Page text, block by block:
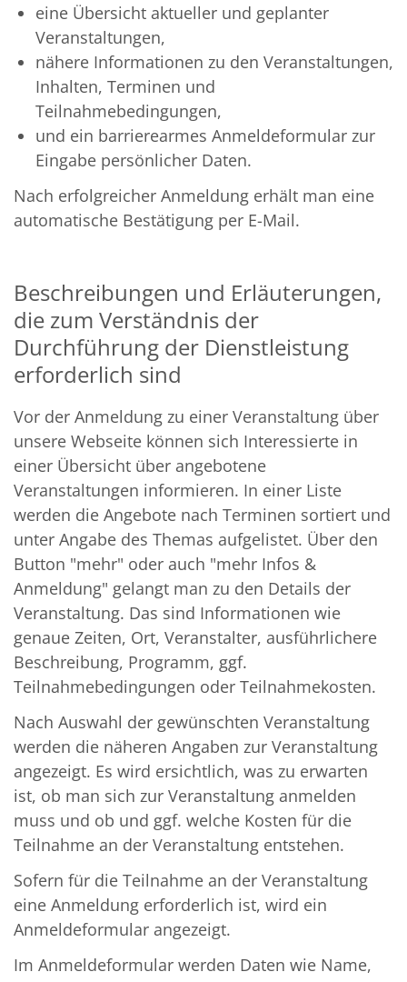
eine Übersicht aktueller und geplanter
Veranstaltungen,
nähere Informationen zu den Veranstaltungen,
Inhalten, Terminen und
Teilnahmebedingungen,
und ein barrierearmes Anmeldeformular zur
Eingabe persönlicher Daten.
Nach erfolgreicher Anmeldung erhält man eine
automatische Bestätigung per E-Mail.
Beschreibungen und Erläuterungen,
die zum Verständnis der
Durchführung der Dienstleistung
erforderlich sind
Vor der Anmeldung zu einer Veranstaltung über
unsere Webseite können sich Interessierte in
einer Übersicht über angebotene
Veranstaltungen informieren. In einer Liste
werden die Angebote nach Terminen sortiert und
unter Angabe des Themas aufgelistet. Über den
Button "mehr" oder auch "mehr Infos &
Anmeldung" gelangt man zu den Details der
Veranstaltung. Das sind Informationen wie
genaue Zeiten, Ort, Veranstalter, ausführlichere
Beschreibung, Programm, ggf.
Teilnahmebedingungen oder Teilnahmekosten.
Nach Auswahl der gewünschten Veranstaltung
werden die näheren Angaben zur Veranstaltung
angezeigt. Es wird ersichtlich, was zu erwarten
ist, ob man sich zur Veranstaltung anmelden
muss und ob und ggf. welche Kosten für die
Teilnahme an der Veranstaltung entstehen.
Sofern für die Teilnahme an der Veranstaltung
eine Anmeldung erforderlich ist, wird ein
Anmeldeformular angezeigt.
Im Anmeldeformular werden Daten wie Name,